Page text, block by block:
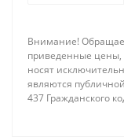
Внимание!
приведенные цены,
носят
являются
437 Гражданского